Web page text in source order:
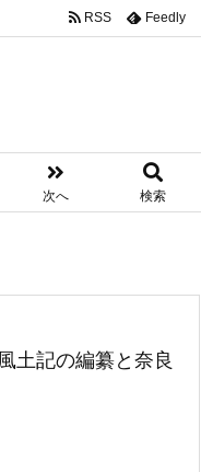
次へ 検索
RSS Feedly
土記の編纂と奈良